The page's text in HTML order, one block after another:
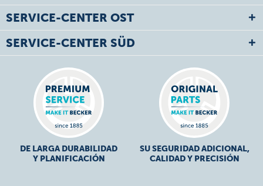
SERVICE-CENTER OST
SERVICE-CENTER SÜD
DE LARGA DURABILIDAD
Y PLANIFICACIÓN
SU SEGURIDAD ADICIONAL,
CALIDAD Y PRECISIÓN